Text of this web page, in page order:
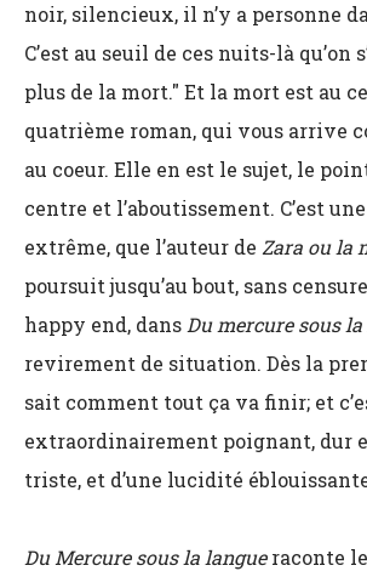
noir, silencieux, il n’y a personne
C’est au seuil de ces nuits-là qu’on
plus de la mort." Et la mort est au
quatrième roman, qui vous arrive
au coeur. Elle en est le sujet, le
centre et l’aboutissement. C’est
extrême, que l’auteur de Zara ou la
poursuit jusqu’au bout, sans
happy end, dans Du mercure sous
revirement de situation. Dès la
sait comment tout ça va finir; et
extraordinairement poignant, dur
triste, et d’une lucidité
Du Mercure sous la langueraconte